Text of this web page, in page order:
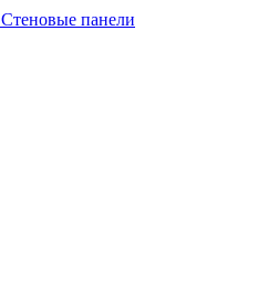
Стеновые панели